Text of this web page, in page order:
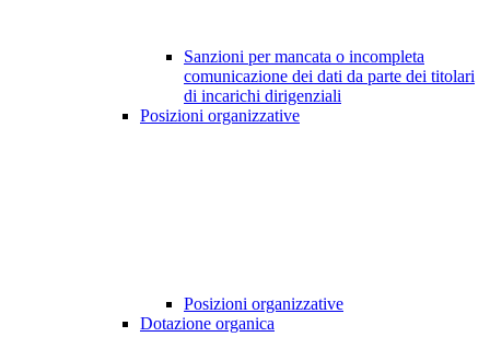
Sanzioni per mancata o incompleta
comunicazione dei dati da parte dei titolari
di incarichi dirigenziali
Posizioni organizzative
Posizioni organizzative
Dotazione organica